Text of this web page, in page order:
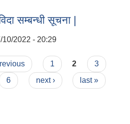
सम्बन्धी सूचना |
10/2022 - 20:29
1 2
3
6 next › last »